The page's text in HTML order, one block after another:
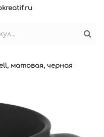
матовая, черная